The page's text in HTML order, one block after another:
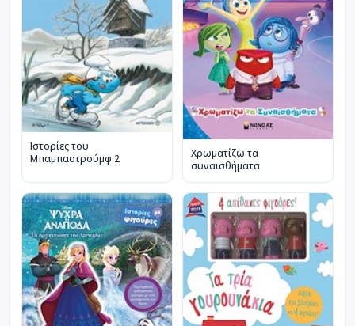
Ιστορίες του
Μπαμπαστρούμφ 2
Χρωματίζω τα
συναισθήματα